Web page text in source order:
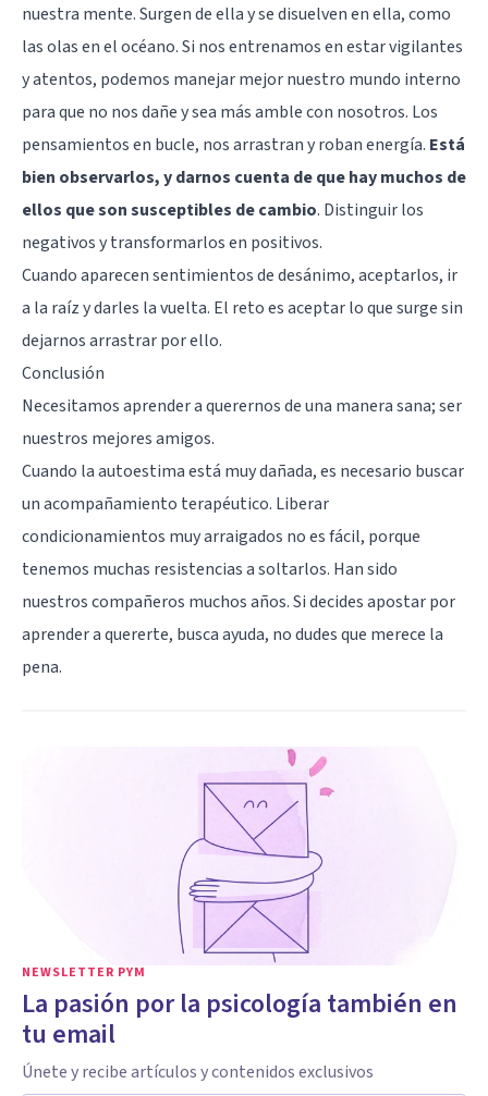
nuestra mente. Surgen de ella y se disuelven en ella, como
las olas en el océano. Si nos entrenamos en estar vigilantes
y atentos, podemos manejar mejor nuestro mundo interno
para que no nos dañe y sea más amble con nosotros. Los
pensamientos en bucle, nos arrastran y roban energía. Está
bien observarlos, y darnos cuenta de que hay muchos de
ellos que son susceptibles de cambio. Distinguir los
negativos y transformarlos en positivos.
Cuando aparecen sentimientos de desánimo, aceptarlos, ir
a la raíz y darles la vuelta. El reto es aceptar lo que surge sin
dejarnos arrastrar por ello.
Conclusión
Necesitamos aprender a querernos de una manera sana; ser
nuestros mejores amigos.
Cuando la autoestima está muy dañada, es necesario buscar
un acompañamiento terapéutico. Liberar
condicionamientos muy arraigados no es fácil, porque
tenemos muchas resistencias a soltarlos. Han sido
nuestros compañeros muchos años. Si decides apostar por
aprender a quererte, busca ayuda, no dudes que merece la
pena.
NEWSLETTER PYM
La pasión por la psicología también en
tu email
Únete y recibe artículos y contenidos exclusivos